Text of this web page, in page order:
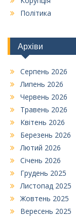
Політика
Архіви
Серпень 2026
Липень 2026
Червень 2026
Травень 2026
Квітень 2026
Березень 2026
Лютий 2026
Січень 2026
Грудень 2025
Листопад 2025
Жовтень 2025
Вересень 2025